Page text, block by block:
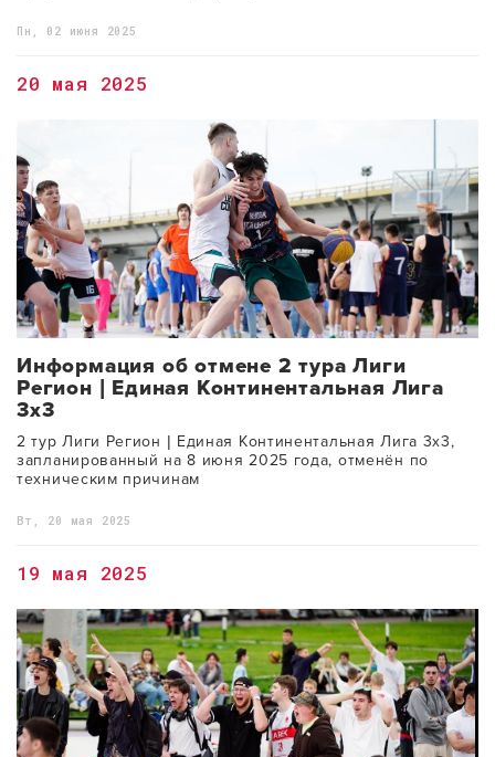
Пн, 02 июня 2025
20 мая 2025
Информация об отмене 2 тура Лиги
Регион | Единая Континентальная Лига
3x3
2 тур Лиги Регион | Единая Континентальная Лига 3x3,
запланированный на 8 июня 2025 года, отменён по
техническим причинам
Вт, 20 мая 2025
19 мая 2025